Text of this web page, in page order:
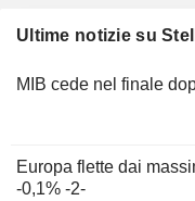
Ultime notizie su
MIB cede nel finale
Europa flette dai
-0,1% -2-